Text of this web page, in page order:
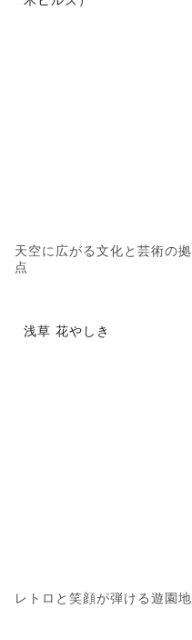
天空に広がる文化と芸術の拠
点
浅草 花やしき
レトロと笑顔が弾ける遊園地